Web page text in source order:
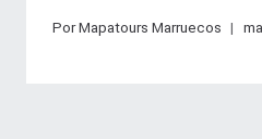
PorMapatours Marruecos